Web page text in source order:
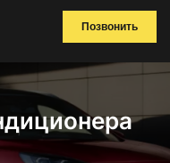
Позвонить